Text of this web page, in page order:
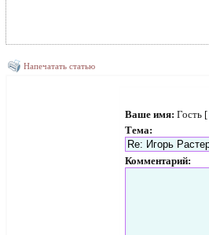
Напечатать статью
Ваше имя: Гость [
Тема:
Комментарий: